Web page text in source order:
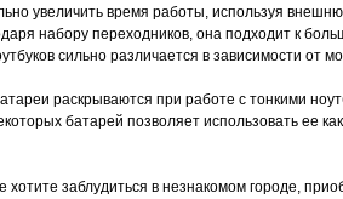
увеличить время работы, используя
набору переходников, она подходит к
сильно различается в зависимости от
раскрываются при работе с тонкими
батарей позволяет использовать ее как
заблудиться в незнакомом городе,